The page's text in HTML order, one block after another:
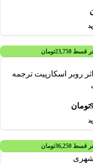
قسط 23,750تومان
روبر اسکارپیت ترجمه
تومان
قسط 36,250تومان